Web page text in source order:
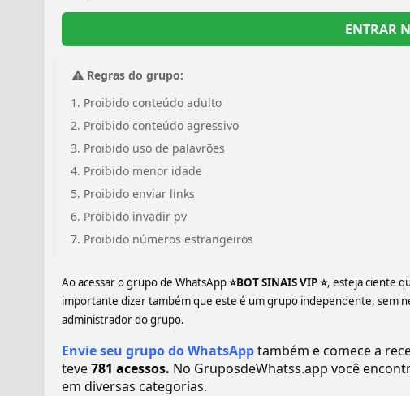
ENTRAR
Regras do grupo:
Proibido conteúdo adulto
Proibido conteúdo agressivo
Proibido uso de palavrões
Proibido menor idade
Proibido enviar links
Proibido invadir pv
Proibido números estrangeiros
Ao acessar o grupo de WhatsApp⭐BOT SINAIS VIP ⭐, esteja ciente
importante dizer também que este é um grupo independente, sem
administrador do grupo.
Envie seu grupo do WhatsApptambém e comece a
teve781 acessos. No GruposdeWhatss.app você
em diversas categorias.